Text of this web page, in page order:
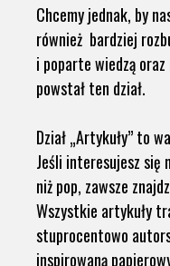
Chcemy jednak, by
również bardziej
i poparte wiedzą
powstał ten dział.
Dział „Artykuły” to
Jeśli interesujesz się
niż pop, zawsze
Wszystkie artykuły
stuprocentowo
inspirowaną